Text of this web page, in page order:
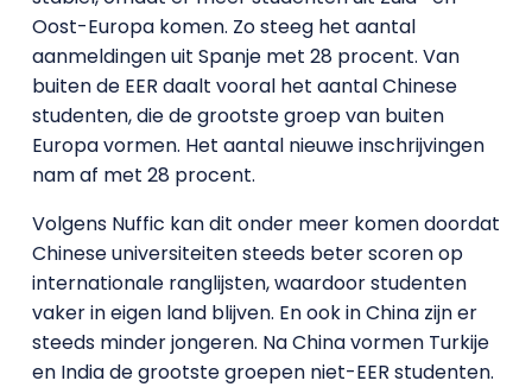
Oost-Europa komen. Zo steeg het aantal
aanmeldingen uit Spanje met 28 procent. Van
buiten de EER daalt vooral het aantal Chinese
studenten, die de grootste groep van buiten
Europa vormen. Het aantal nieuwe inschrijvingen
nam af met 28 procent.
Volgens Nuffic kan dit onder meer komen doordat
Chinese universiteiten steeds beter scoren op
internationale ranglijsten, waardoor studenten
vaker in eigen land blijven. En ook in China zijn er
steeds minder jongeren. Na China vormen Turkije
en India de grootste groepen niet-EER studenten.